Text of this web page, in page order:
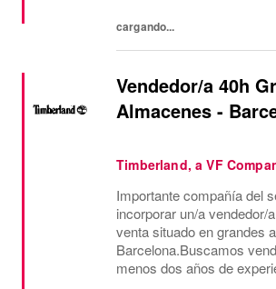
cargando...
Vendedor/a 40h
Almacenes -
Timberland, a VF
Importante compañía del
incorporar un/a vendedor/
venta situado en grandes
Barcelona.Buscamos
menos dos años de